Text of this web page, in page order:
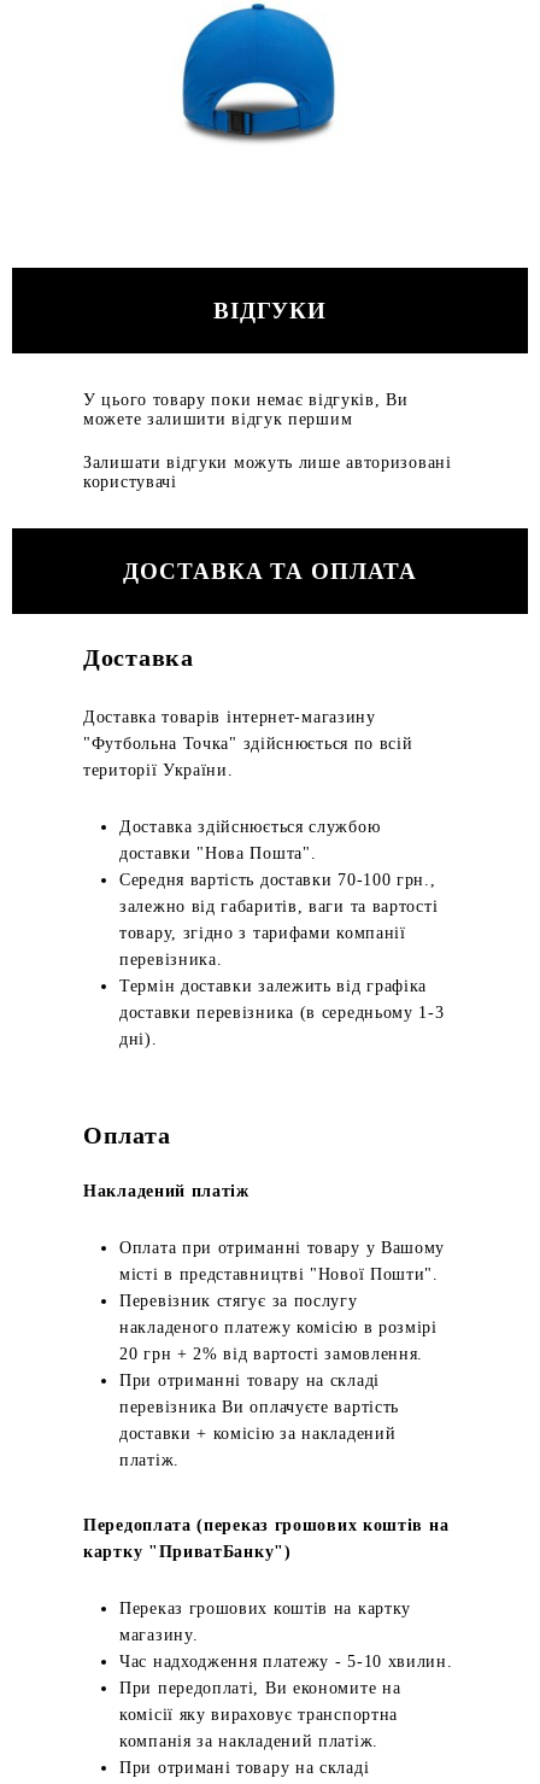
ВІДГУКИ
У цього товару поки немає відгуків, Ви
можете залишити відгук першим
Залишати відгуки можуть лише авторизовані
користувачі
ДОСТАВКА ТА ОПЛАТА
Доставка
Доставка товарів інтернет-магазину
"Футбольна Точка" здійснюється по всій
території України.
Доставка здійснюється службою
доставки "Нова Пошта".
Середня вартість доставки 70-100 грн.,
залежно від габаритів, ваги та вартості
товару, згідно з тарифами компанії
перевізника.
Термін доставки залежить від графіка
доставки перевізника (в середньому 1-3
дні).
Оплата
Накладений платіж
Оплата при отриманні товару у Вашому
місті в представництві "Нової Пошти".
Перевізник стягує за послугу
накладеного платежу комісію в розмірі
20 грн + 2% від вартості замовлення.
При отриманні товару на складі
перевізника Ви оплачуєте вартість
доставки + комісію за накладений
платіж.
Передоплата (переказ грошових коштів на
картку "ПриватБанку")
Переказ грошових коштів на картку
магазину.
Час надходження платежу - 5-10 хвилин.
При передоплаті, Ви економите на
комісії яку вираховує транспортна
компанія за накладений платіж.
При отримані товару на складі